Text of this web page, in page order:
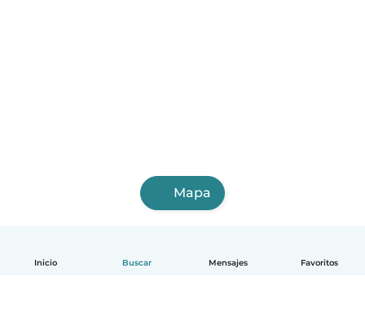
Inicio Buscar Mensajes Favoritos
Mapa